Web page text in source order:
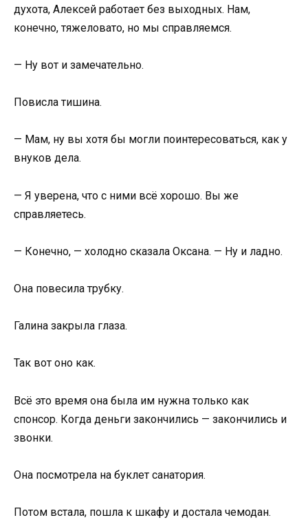
духота, Алексей работает без выходных. Нам,
конечно, тяжеловато, но мы справляемся.
— Ну вот и замечательно.
Повисла тишина.
— Мам, ну вы хотя бы могли поинтересоваться, как у
внуков дела.
— Я уверена, что с ними всё хорошо. Вы же
справляетесь.
— Конечно, — холодно сказала Оксана. — Ну и ладно.
Она повесила трубку.
Галина закрыла глаза.
Так вот оно как.
Всё это время она была им нужна только как
спонсор. Когда деньги закончились — закончились и
звонки.
Она посмотрела на буклет санатория.
Потом встала, пошла к шкафу и достала чемодан.